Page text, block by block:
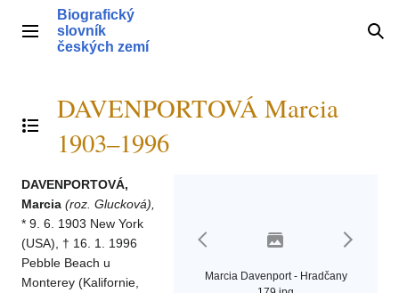
obsahHlavní menu
Biografický
slovník
českých zemí
Přepnout obsah
DAVENPORTOVÁ Marcia
1903–1996
Marcia Davenport - Hradčany
DAVENPORTOVÁ,
Marcia (roz. Glucková),
* 9. 6. 1903 New York
(USA), † 16. 1. 1996
Pebble Beach u
Monterey (Kalifornie,